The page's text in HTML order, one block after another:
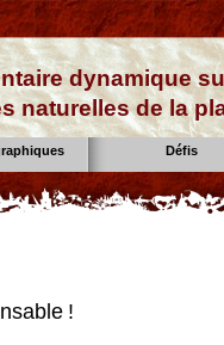
dynamique
naturelles de la
Défis
!